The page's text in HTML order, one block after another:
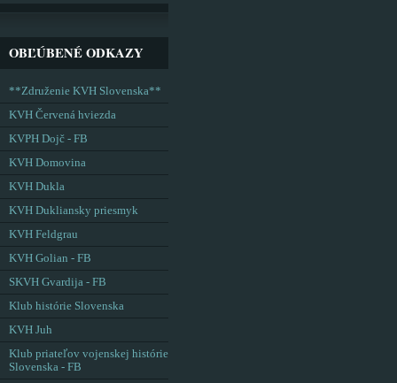
OBĽÚBENÉ ODKAZY
**Združenie KVH Slovenska**
KVH Červená hviezda
KVPH Dojč - FB
KVH Domovina
KVH Dukla
KVH Dukliansky priesmyk
KVH Feldgrau
KVH Golian - FB
SKVH Gvardija - FB
Klub histórie Slovenska
KVH Juh
Klub priateľov vojenskej histórie
Slovenska - FB